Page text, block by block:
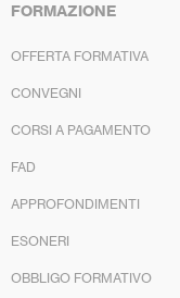
FORMAZIONE
OFFERTA FORMATIVA
CONVEGNI
CORSI A PAGAMENTO
FAD
APPROFONDIMENTI
ESONERI
OBBLIGO FORMATIVO